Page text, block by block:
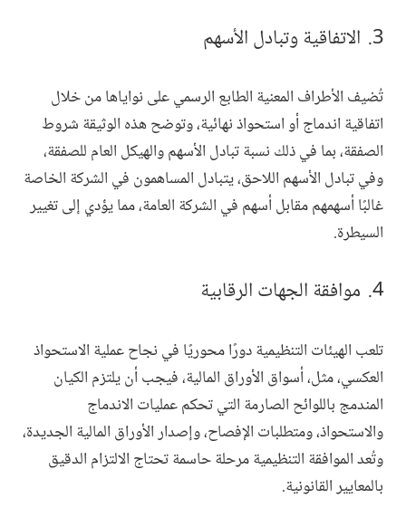
الاتفاقية وتبادل الأسهم
تُضيف الأطراف المعنية الطابع الرسمي على نواياها من خلال
اتفاقية اندماج أو استحواذ نهائية، وتوضح هذه الوثيقة شروط
الصفقة، بما في ذلك نسبة تبادل الأسهم والهيكل العام للصفقة،
وفي تبادل الأسهم اللاحق، يتبادل المساهمون في الشركة الخاصة
غالبًا أسهمهم مقابل أسهم في الشركة العامة، مما يؤدي إلى تغيير
السيطرة.
موافقة الجهات الرقابية
تلعب الهيئات التنظيمية دورًا محوريًا في نجاح عملية الاستحواذ
العكسي، مثل، أسواق الأوراق المالية، فيجب أن يلتزم الكيان
المندمج باللوائح الصارمة التي تحكم عمليات الاندماج
والاستحواذ، ومتطلبات الإفصاح، وإصدار الأوراق المالية الجديدة،
وتُعد الموافقة التنظيمية مرحلة حاسمة تحتاج الالتزام الدقيق
بالمعايير القانونية.